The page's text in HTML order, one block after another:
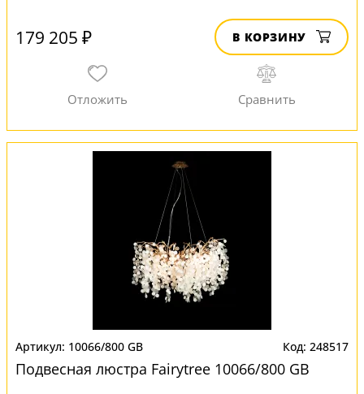
179 205 ₽ В КОРЗИНУ
10066/800 GB 248517
Подвесная люстра Fairytree 10066/800 GB